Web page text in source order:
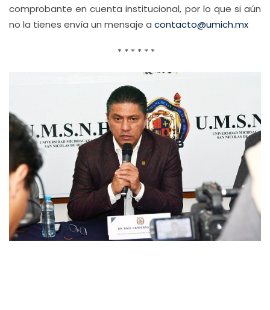
comprobante en cuenta institucional, por lo que si aún
no la tienes envía un mensaje a contacto@umich.mx
* * * * * *